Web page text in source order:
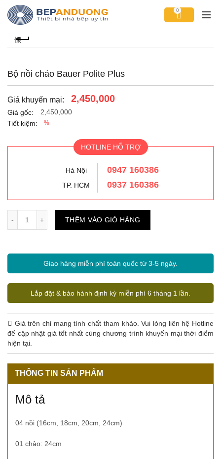
0
Bộ nồi chảo Bauer Polite Plus
Giá khuyến mại: 2,450,000
Giá gốc:
2,450,000
Tiết kiệm:
%
HOTLINE HỖ TRỢ
Hà Nội 0947 160386
TP. HCM 0937 160386
THÊM VÀO GIỎ HÀNG
Giao hàng miễn phí toàn quốc từ 3-5 ngày.
Lắp đặt & bảo hành định kỳ miễn phí 6 tháng 1 lần.
Giá trên chỉ mang tính chất tham khảo. Vui lòng liên hệ Hotline
để cập nhật giá tốt nhất cùng chương trình khuyến mại thời điểm
hiện tại.
THÔNG TIN SẢN PHẨM
Mô tả
04 nồi (16cm, 18cm, 20cm, 24cm)
01 chảo: 24cm